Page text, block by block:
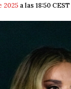
2025 a las 18:50 CEST